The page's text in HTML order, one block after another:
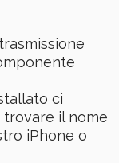
ci
trovare il nome
iPhone o